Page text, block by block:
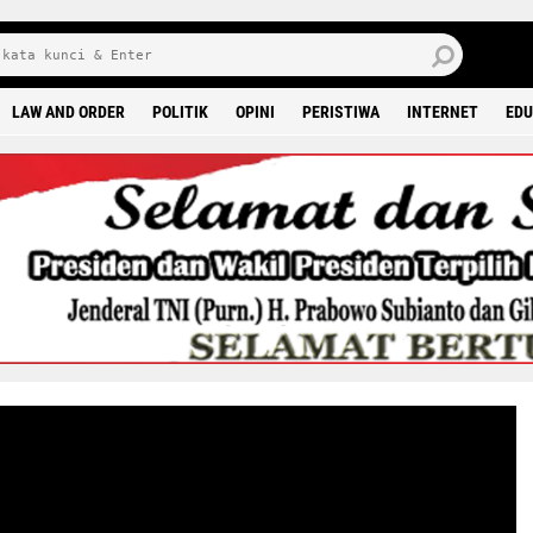
LAW AND ORDER POLITIK OPINI PERISTIWA INTERNET